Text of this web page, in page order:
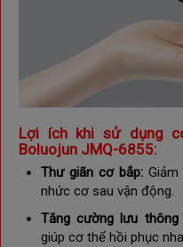
Lợi ích khi sử dụng
Boluojun JMQ-6855:
Thư giãn cơ bắp:
nhức cơ sau vận động.
Tăng cường lưu
giúp cơ thể hồi phục